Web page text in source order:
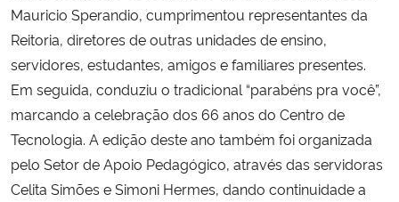
Mauricio Sperandio, cumprimentou representantes da
Reitoria, diretores de outras unidades de ensino,
servidores, estudantes, amigos e familiares presentes.
Em seguida, conduziu o tradicional “parabéns pra você”,
marcando a celebração dos 66 anos do Centro de
Tecnologia. A edição deste ano também foi organizada
pelo Setor de Apoio Pedagógico, através das servidoras
Celita Simões e Simoni Hermes, dando continuidade a